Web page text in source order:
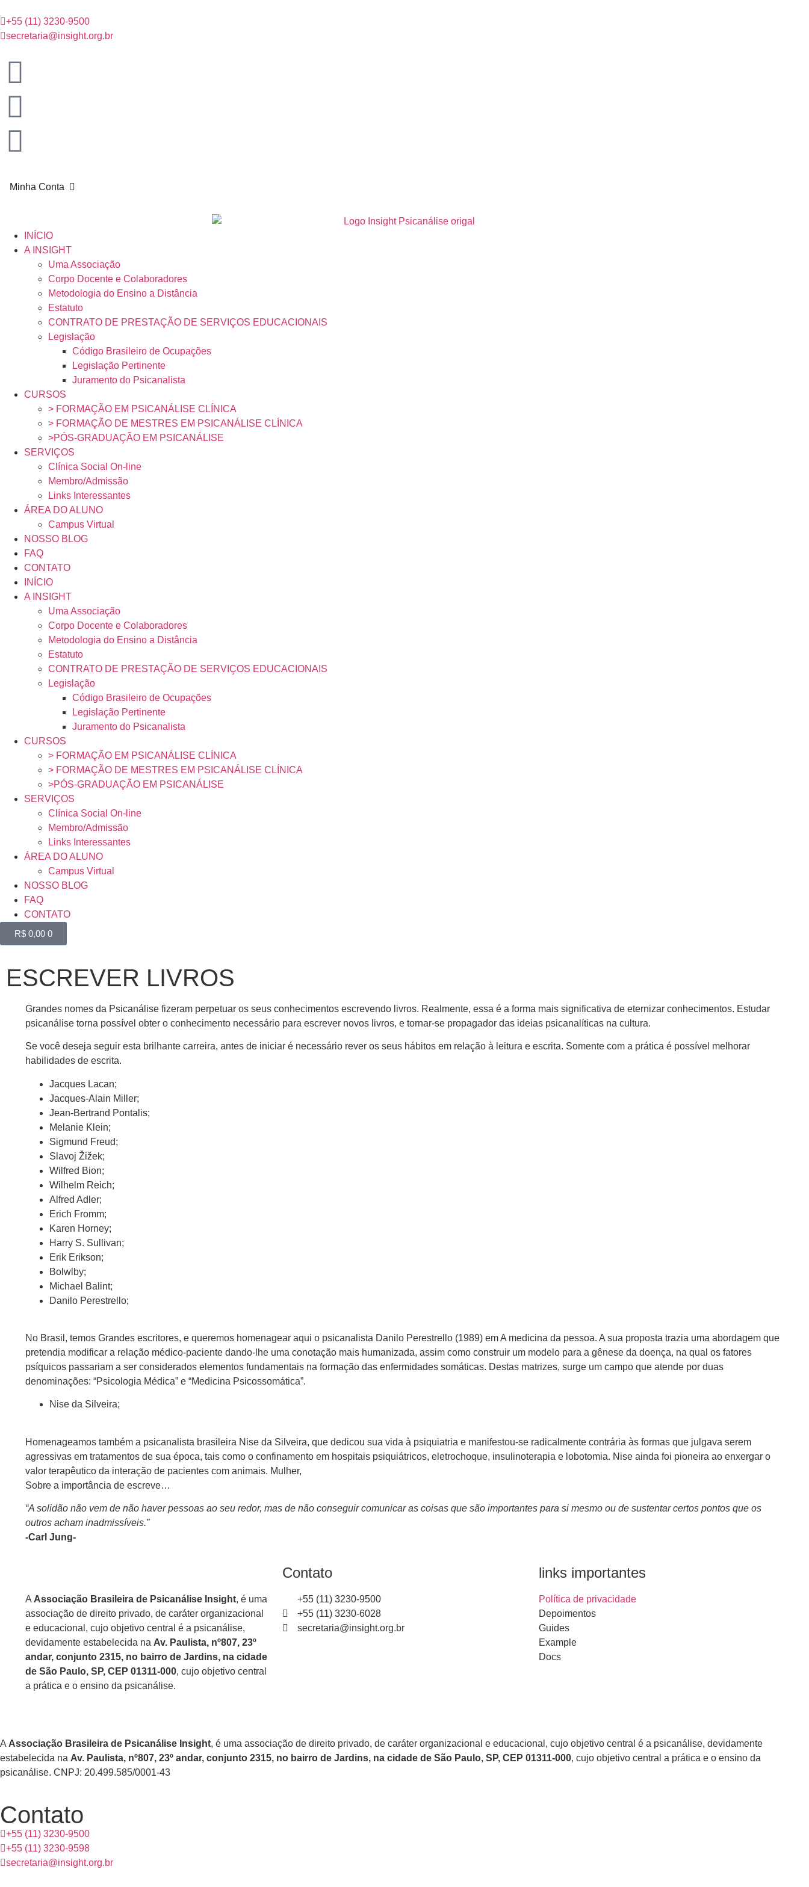
+55 (11) 3230-9500
secretaria@insight.org.br
Minha Conta
INÍCIO
A INSIGHT
Uma Associação
Corpo Docente e Colaboradores
Metodologia do Ensino a Distância
Estatuto
CONTRATO DE PRESTAÇÃO DE SERVIÇOS EDUCACIONAIS
Legislação
Código Brasileiro de Ocupações
Legislação Pertinente
Juramento do Psicanalista
CURSOS
> FORMAÇÃO EM PSICANÁLISE CLÍNICA
> FORMAÇÃO DE MESTRES EM PSICANÁLISE CLÍNICA
>PÓS-GRADUAÇÃO EM PSICANÁLISE
SERVIÇOS
Clínica Social On-line
Membro/Admissão
Links Interessantes
ÁREA DO ALUNO
Campus Virtual
NOSSO BLOG
FAQ
CONTATO
INÍCIO
A INSIGHT
Uma Associação
Corpo Docente e Colaboradores
Metodologia do Ensino a Distância
Estatuto
CONTRATO DE PRESTAÇÃO DE SERVIÇOS EDUCACIONAIS
Legislação
Código Brasileiro de Ocupações
Legislação Pertinente
Juramento do Psicanalista
CURSOS
> FORMAÇÃO EM PSICANÁLISE CLÍNICA
> FORMAÇÃO DE MESTRES EM PSICANÁLISE CLÍNICA
>PÓS-GRADUAÇÃO EM PSICANÁLISE
SERVIÇOS
Clínica Social On-line
Membro/Admissão
Links Interessantes
ÁREA DO ALUNO
Campus Virtual
NOSSO BLOG
FAQ
CONTATO
R$ 0,00 0
ESCREVER LIVROS
Grandes nomes da Psicanálise fizeram perpetuar os seus conhecimentos escrevendo livros. Realmente, essa é a forma mais significativa de eternizar conhecimentos. Estudar
psicanálise torna possível obter o conhecimento necessário para escrever novos livros, e tornar-se propagador das ideias psicanalíticas na cultura.
Se você deseja seguir esta brilhante carreira, antes de iniciar é necessário rever os seus hábitos em relação à leitura e escrita. Somente com a prática é possível melhorar
habilidades de escrita.
Jacques Lacan;
Jacques-Alain Miller;
Jean-Bertrand Pontalis;
Melanie Klein;
Sigmund Freud;
Slavoj Žižek;
Wilfred Bion;
Wilhelm Reich;
Alfred Adler;
Erich Fromm;
Karen Horney;
Harry S. Sullivan;
Erik Erikson;
Bolwlby;
Michael Balint;
Danilo Perestrello;
No Brasil, temos Grandes escritores, e queremos homenagear aqui o psicanalista Danilo Perestrello (1989) em A medicina da pessoa. A sua proposta trazia uma abordagem que
pretendia modificar a relação médico-paciente dando-lhe uma conotação mais humanizada, assim como construir um modelo para a gênese da doença, na qual os fatores
psíquicos passariam a ser considerados elementos fundamentais na formação das enfermidades somáticas. Destas matrizes, surge um campo que atende por duas
denominações: “Psicologia Médica” e “Medicina Psicossomática”.
Nise da Silveira;
Homenageamos também a psicanalista brasileira Nise da Silveira, que dedicou sua vida à psiquiatria e manifestou-se radicalmente contrária às formas que julgava serem
agressivas em tratamentos de sua época, tais como o confinamento em hospitais psiquiátricos, eletrochoque, insulinoterapia e lobotomia. Nise ainda foi pioneira ao enxergar o
valor terapêutico da interação de pacientes com animais. Mulher,
Sobre a importância de escreve…
“A solidão não vem de não haver pessoas ao seu redor, mas de não conseguir comunicar as coisas que são importantes para si mesmo ou de sustentar certos pontos que os
outros acham inadmissíveis.”
-Carl Jung-
A Associação Brasileira de Psicanálise Insight, é uma
associação de direito privado, de caráter organizacional
e educacional, cujo objetivo central é a psicanálise,
devidamente estabelecida na Av. Paulista, nº807, 23º
andar, conjunto 2315, no bairro de Jardins, na cidade
de São Paulo, SP, CEP 01311-000, cujo objetivo central
a prática e o ensino da psicanálise.
Contato
+55 (11) 3230-9500
+55 (11) 3230-6028
secretaria@insight.org.br
links importantes
Política de privacidade
Depoimentos
Guides
Example
Docs
A Associação Brasileira de Psicanálise Insight, é uma associação de direito privado, de caráter organizacional e educacional, cujo objetivo central é a psicanálise, devidamente
estabelecida na Av. Paulista, nº807, 23º andar, conjunto 2315, no bairro de Jardins, na cidade de São Paulo, SP, CEP 01311-000, cujo objetivo central a prática e o ensino da
psicanálise. CNPJ: 20.499.585/0001-43
Contato
+55 (11) 3230-9500
+55 (11) 3230-9598
secretaria@insight.org.br